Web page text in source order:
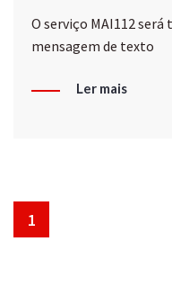
O serviço MAI112
mensagem de texto
Ler mais
1